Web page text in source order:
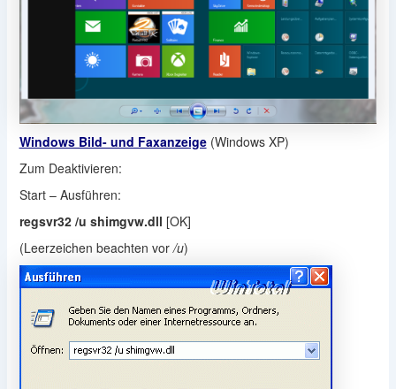
Windows Bild- und Faxanzeige(Windows XP)
Zum Deaktivieren:
Start – Ausführen:
regsvr32 /u shimgvw.dll [OK]
(Leerzeichen beachten vor/u)